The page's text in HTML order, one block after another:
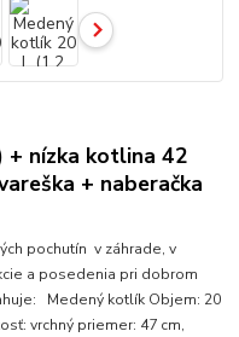
+ nízka kotlina 42
+ naberačka
pochutín v záhrade, v
a posedenia pri dobrom
Medený kotlík Objem: 20
vrchný priemer: 47 cm,